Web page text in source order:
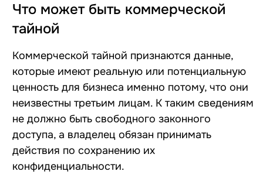
Что может быть коммерческой
тайной
Коммерческой тайной признаются данные,
которые имеют реальную или потенциальную
ценность для бизнеса именно потому, что они
неизвестны третьим лицам. К таким сведениям
не должно быть свободного законного
доступа, а владелец обязан принимать
действия по сохранению их
конфиденциальности.